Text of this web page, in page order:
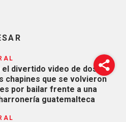
el divertido video de dos
chapines que se volvieron
por bailar frente a una
guatemalteca